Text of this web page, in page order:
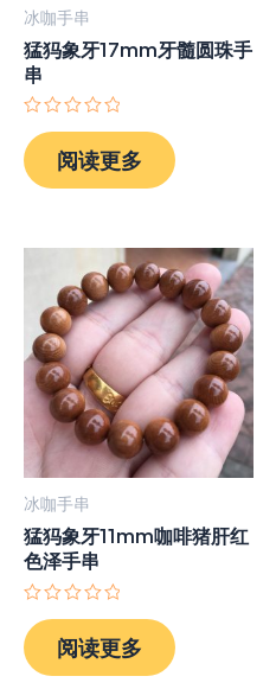
冰咖手串
猛犸象牙17mm牙髓圆珠手
串
评
分
0
&sol;
阅读更多
冰咖手串
猛犸象牙11mm咖啡猪肝红
色泽手串
分
0
&sol;
阅读更多